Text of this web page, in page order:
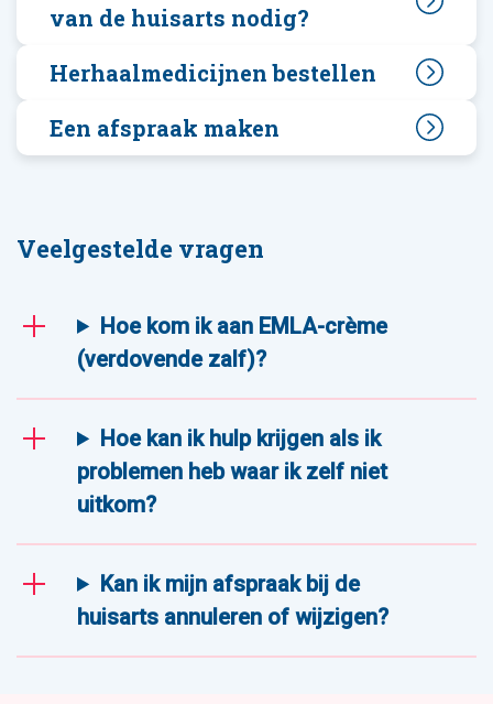
van de huisarts nodig?
Herhaalmedicijnen bestellen
Een afspraak maken
Veelgestelde vragen
Hoe kom ik aan EMLA-crème
(verdovende zalf)?
Hoe kan ik hulp krijgen als ik
problemen heb waar ik zelf niet
uitkom?
Kan ik mijn afspraak bij de
huisarts annuleren of wijzigen?